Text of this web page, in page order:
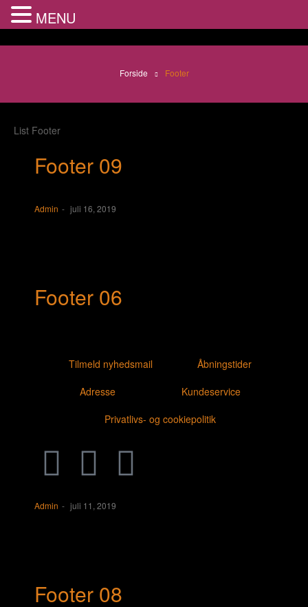
Forside Footer
List Footer
Footer 09
Admin juli 16, 2019
Footer 06
Tilmeld nyhedsmail
Åbningstider
Adresse
Kundeservice
Privatlivs- og cookiepolitik
Admin juli 11, 2019
Footer 08
MENU